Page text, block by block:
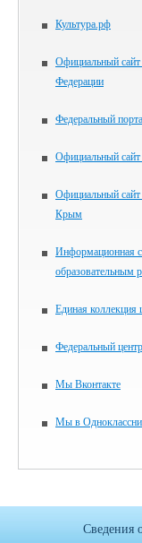
Культура.рф
Официальный сайт
Федерации
Федеральный
Официальный
Официальный
Крым
Информационная
образовательным
Единая коллекция
Федеральный
Мы Вконтакте
Мы в
Сведения